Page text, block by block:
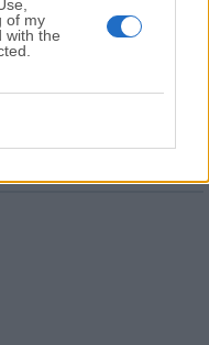
of my
with the
6.3.0
en Filehorse? (